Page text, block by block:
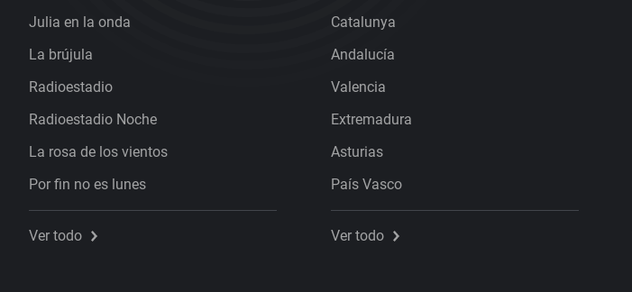
Julia en la onda
La brújula
Radioestadio
Radioestadio Noche
La rosa de los vientos
Por fin no es lunes
Ver todo
Catalunya
Andalucía
Valencia
Extremadura
Asturias
País Vasco
Ver todo